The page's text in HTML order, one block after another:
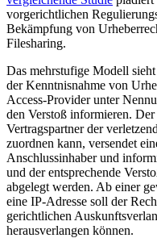
vorgerichtlichen
Bekämpfung von
Filesharing.
Das mehrstufige Modell
der Kenntnisnahme von
Access-Provider unter
den Verstoß informieren.
Vertragspartner der
zuordnen kann, versendet
Anschlussinhaber und
und der entsprechende
abgelegt werden. Ab einer
eine IP-Adresse soll der
gerichtlichen
herausverlangen können.